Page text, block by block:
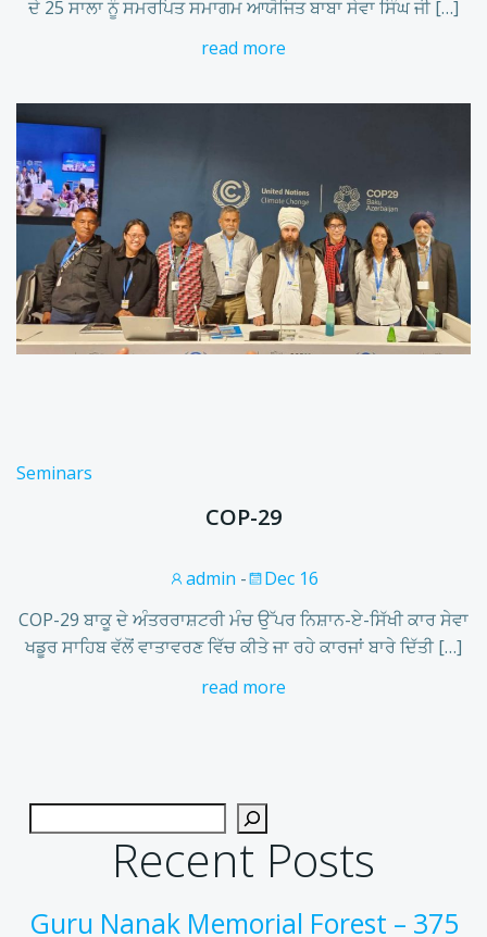
ਦੇ 25 ਸਾਲਾ ਨੂੰ ਸਮਰਪਿਤ ਸਮਾਗਮ ਆਯੋਜਿਤ ਬਾਬਾ ਸੇਵਾ ਸਿੰਘ ਜੀ […]
read more
Seminars
COP-29
admin -
Dec 16
COP-29 ਬਾਕੂ ਦੇ ਅੰਤਰਰਾਸ਼ਟਰੀ ਮੰਚ ਉੱਪਰ ਨਿਸ਼ਾਨ-ਏ-ਸਿੱਖੀ ਕਾਰ ਸੇਵਾ
ਖਡੂਰ ਸਾਹਿਬ ਵੱਲੋਂ ਵਾਤਾਵਰਣ ਵਿੱਚ ਕੀਤੇ ਜਾ ਰਹੇ ਕਾਰਜਾਂ ਬਾਰੇ ਦਿੱਤੀ […]
read more
Recent Posts
Guru Nanak Memorial Forest – 375